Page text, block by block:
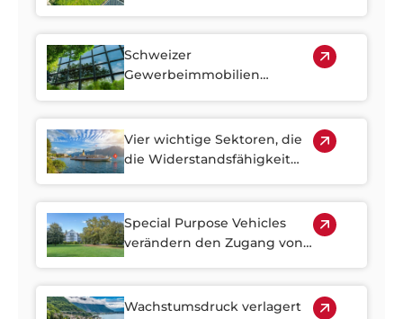
Schweizer
Gewerbeimmobilien
Vier wichtige Sektoren, die
die Widerstandsfähigkeit
Special Purpose Vehicles
verändern den Zugang von
Immobilien
Wachstumsdruck verlagert